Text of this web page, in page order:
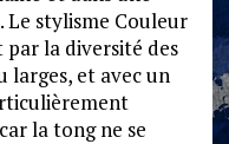
Le stylisme Couleur
la diversité des
larges, et avec un
la tong ne se